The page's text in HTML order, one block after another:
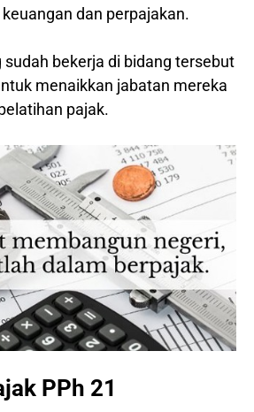
dan perpajakan.
sudah bekerja di bidang tersebut
menaikkan jabatan mereka
pajak.
PPh 21